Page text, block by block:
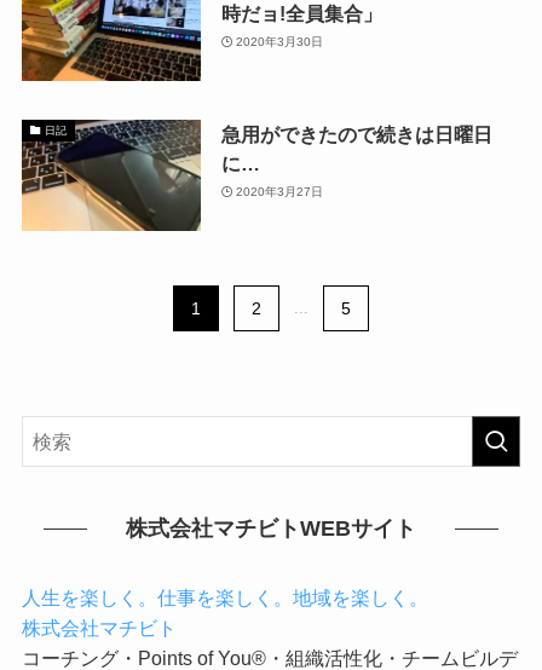
時だョ!全員集合」
2020年3月30日
日記
急用ができたので続きは日曜日
に…
2020年3月27日
1 2 5
株式会社マチビトWEBサイト
人生を楽しく。仕事を楽しく。地域を楽しく。
株式会社マチビト
コーチング・Points of You®・組織活性化・チームビルデ